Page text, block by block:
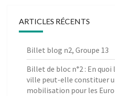
ARTICLES RÉCENTS
Billet blog n2, Groupe 13
Billet de bloc n°2 : En
ville peut-elle constituer
mobilisation pour les